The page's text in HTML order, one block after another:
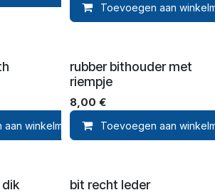
Toevoegen aan
aan winkelmandje
rubber bithouder met
riempje
8,00 €
Toevoegen aan
bit recht leder